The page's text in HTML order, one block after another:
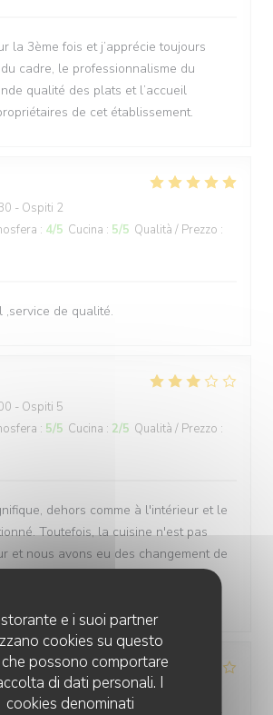
e i suoi partner
cookies su questo
possono comportare
di dati personali. I
cookies denominati
la 3ème fois et j’apprécie toujours
cadre, le professionnalisme du
qualité des plats et l’accueil
de cet établissement.
- Ospiti 2
: 4/5 Cucina : 5/5 Qualità / Prezzo :
,service de qualité.
- Ospiti 5
: 5/5 Cucina : 2/5 Qualità / Prezzo :
dehors comme à l'intérieur et le
Toutefois, la cuisine n'est pas
et nous avons eu des changement de
sans nous prévenir avant de nous
- Ospiti 2